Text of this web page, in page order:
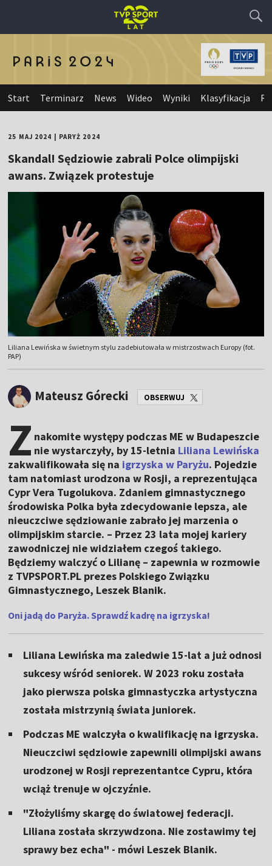
Start Terminarz News Wideo Wyniki Klasyfikacja
25 MAJ 2024 PARYŻ 2024
Skandal! Sędziowie zabrali Polce olimpijski
awans. Związek protestuje
Liliana Lewińska w świetnym stylu zadebiutowała w mistrzostwach Europy (fot.
PAP)
Mateusz Górecki OBSERWUJ
Z nakomite występy podczas ME w Budapeszcie
nie wystarczyły, by 15-letnia Liliana Lewińska
zakwalifikowała się na igrzyska w Paryżu. Pojedzie
tam natomiast urodzona w Rosji, a reprezentująca
Cypr Vera Tugolukova. Zdaniem gimnastycznego
środowiska Polka była zdecydowanie lepsza, ale
nieuczciwe sędziowanie zabrało jej marzenia o
olimpijskim starcie. – Przez 23 lata mojej kariery
zawodniczej nie widziałem czegoś takiego.
Będziemy walczyć o Lilianę – zapewnia w rozmowie
z TVPSPORT.PL prezes Polskiego Związku
Gimnastycznego, Leszek Blanik.
Oni jadą do Paryża. Sprawdź kadrę na igrzyska!
Liliana Lewińska ma zaledwie 15-lat a już odnosi
sukcesy wśród seniorek. W 2023 roku została
jako pierwsza polska gimnastyczka artystyczna
została mistrzynią świata juniorek.
Podczas ME walczyła o kwalifikację na igrzyska.
Nieuczciwi sędziowie zapewnili olimpijski awans
urodzonej w Rosji reprezentantce Cypru, która
wciąż trenuje w ojczyźnie.
"Złożyliśmy skargę do światowej federacji.
Liliana została skrzywdzona. Nie zostawimy tej
sprawy bez echa" - mówi Leszek Blanik.